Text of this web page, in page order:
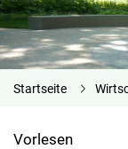
Startseite
Vorlesen